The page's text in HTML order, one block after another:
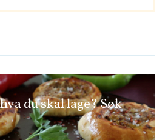
du skal lage? Søk